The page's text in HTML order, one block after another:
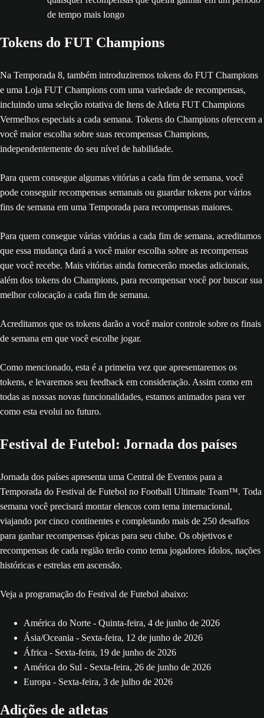
de tempo mais longo
Tokens do FUT Champions
Na Temporada 8, também introduziremos tokens do FUT Champions
e uma Loja FUT Champions com uma variedade de recompensas,
incluindo uma seleção rotativa de Itens de Atleta FUT Champions
Vermelhos especiais a cada semana. Tokens do Champions oferecem a
você maior escolha sobre suas recompensas Champions,
independentemente do seu nível de habilidade.
Para quem consegue algumas vitórias a cada fim de semana, você
pode conseguir recompensas semanais ou guardar tokens por vários
fins de semana em uma Temporada para recompensas maiores.
Para quem consegue várias vitórias a cada fim de semana, acreditamos
que essa mudança dará a você maior escolha sobre as recompensas
que você recebe. Mais vitórias ainda fornecerão moedas adicionais,
além dos tokens do Champions, para recompensar você por buscar sua
melhor colocação a cada fim de semana.
Acreditamos que os tokens darão a você maior controle sobre os finais
de semana em que você escolhe jogar.
Como mencionado, esta é a primeira vez que apresentaremos os
tokens, e levaremos seu feedback em consideração. Assim como em
todas as nossas novas funcionalidades, estamos animados para ver
como esta evolui no futuro.
Festival de Futebol: Jornada dos países
Jornada dos países apresenta uma Central de Eventos para a
Temporada do Festival de Futebol no Football Ultimate Team™. Toda
semana você precisará montar elencos com tema internacional,
viajando por cinco continentes e completando mais de 250 desafios
para ganhar recompensas épicas para seu clube. Os objetivos e
recompensas de cada região terão como tema jogadores ídolos, nações
históricas e estrelas em ascensão.
Veja a programação do Festival de Futebol abaixo:
América do Norte - Quinta-feira, 4 de junho de 2026
Ásia/Oceania - Sexta-feira, 12 de junho de 2026
África - Sexta-feira, 19 de junho de 2026
América do Sul - Sexta-feira, 26 de junho de 2026
Europa - Sexta-feira, 3 de julho de 2026
Adições de atletas